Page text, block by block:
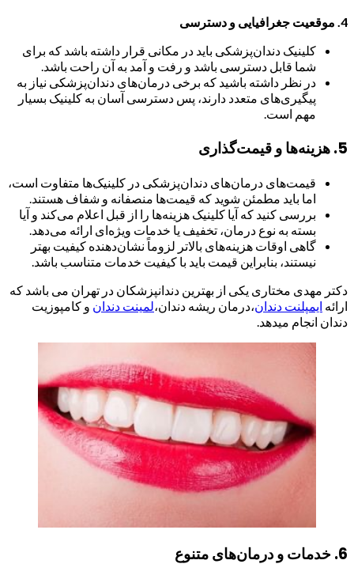
4. موقعیت جغرافیایی و دسترسی
کلینیک دندان‌پزشکی باید در مکانی قرار داشته باشد که برای
شما قابل دسترسی باشد و رفت و آمد به آن راحت باشد.
در نظر داشته باشید که برخی درمان‌های دندان‌پزشکی نیاز به
پیگیری‌های متعدد دارند، پس دسترسی آسان به کلینیک بسیار
مهم است.
5. هزینه‌ها و قیمت‌گذاری
قیمت‌های درمان‌های دندان‌پزشکی در کلینیک‌ها متفاوت است،
اما باید مطمئن شوید که قیمت‌ها منصفانه و شفاف هستند.
بررسی کنید که آیا کلینیک هزینه‌ها را از قبل اعلام می‌کند و آیا
بسته به نوع درمان، تخفیف یا خدمات ویژه‌ای ارائه می‌دهد.
گاهی اوقات هزینه‌های بالاتر لزوماً نشان‌دهنده کیفیت بهتر
نیستند، بنابراین قیمت باید با کیفیت خدمات متناسب باشد.
دکتر مهدی مختاری یکی از بهترین دندانپزشکان در تهران می باشد که
ارائه ایمپلنت دندان،درمان ریشه دندان،لمینت دندان و کامپوزیت
دندان انجام میدهد.
6. خدمات و درمان‌های متنوع